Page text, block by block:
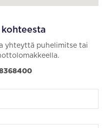
yhteyttä puhelimitse tai